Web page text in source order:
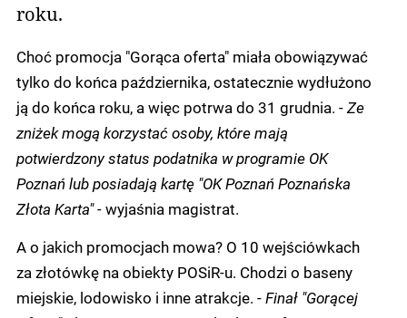
roku.
Choć promocja "Gorąca oferta" miała obowiązywać
tylko do końca października, ostatecznie wydłużono
ją do końca roku, a więc potrwa do 31 grudnia. - Ze
zniżek mogą korzystać osoby, które mają
potwierdzony status podatnika w programie OK
Poznań lub posiadają kartę "OK Poznań Poznańska
Złota Karta" -wyjaśnia magistrat.
A o jakich promocjach mowa? O 10 wejściówkach
za złotówkę na obiekty POSiR-u. Chodzi o baseny
miejskie, lodowisko i inne atrakcje. -Finał "Gorącej